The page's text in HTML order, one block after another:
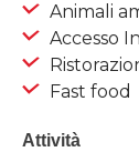
Animali
Accesso
Fast food
Attività